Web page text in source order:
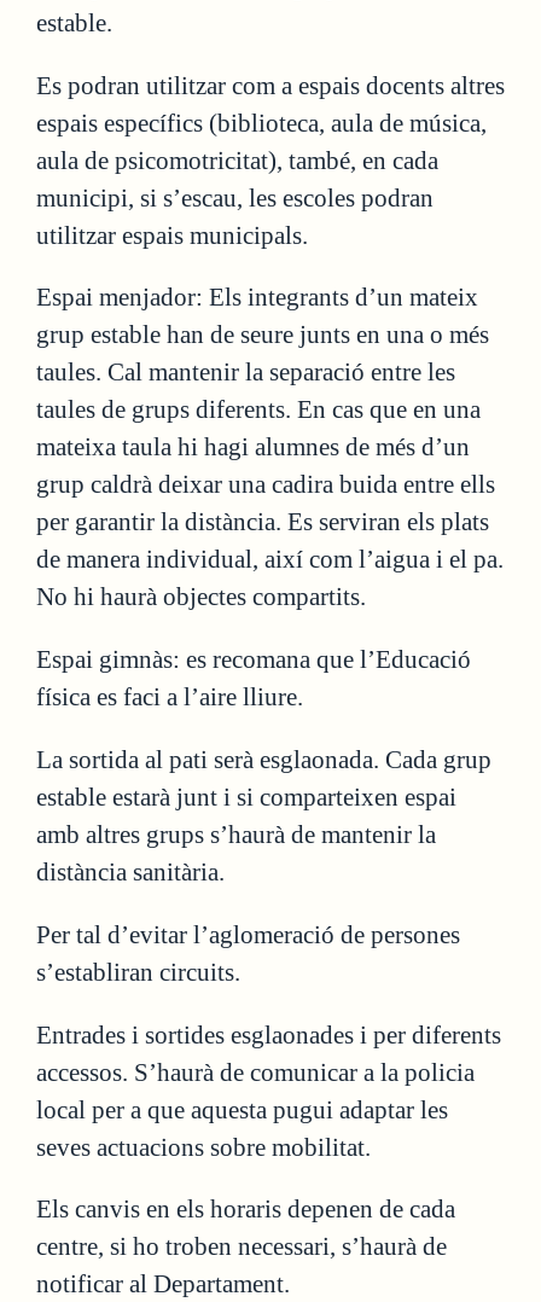
estable.
Es podran utilitzar com a espais docents altres
espais específics (biblioteca, aula de música,
aula de psicomotricitat), també, en cada
municipi, si s’escau, les escoles podran
utilitzar espais municipals.
Espai menjador: Els integrants d’un mateix
grup estable han de seure junts en una o més
taules. Cal mantenir la separació entre les
taules de grups diferents. En cas que en una
mateixa taula hi hagi alumnes de més d’un
grup caldrà deixar una cadira buida entre ells
per garantir la distància. Es serviran els plats
de manera individual, així com l’aigua i el pa.
No hi haurà objectes compartits.
Espai gimnàs: es recomana que l’Educació
física es faci a l’aire lliure.
La sortida al pati serà esglaonada. Cada grup
estable estarà junt i si comparteixen espai
amb altres grups s’haurà de mantenir la
distància sanitària.
Per tal d’evitar l’aglomeració de persones
s’establiran circuits.
Entrades i sortides esglaonades i per diferents
accessos. S’haurà de comunicar a la policia
local per a que aquesta pugui adaptar les
seves actuacions sobre mobilitat.
Els canvis en els horaris depenen de cada
centre, si ho troben necessari, s’haurà de
notificar al Departament.